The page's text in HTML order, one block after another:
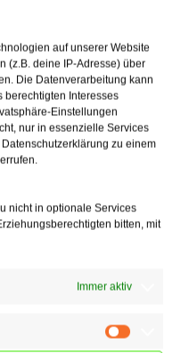
auf unserer Website
(z.B. deine IP-Adresse) über
Die Datenverarbeitung kann
berechtigten Interesses
Einstellungen
nur in essenzielle Services
zu einem
nicht in optionale Services
bitten, mit
Immer aktiv
für 6 Monate ab
tätige Leistungsberechtigte
vereinfachten Verfahren.